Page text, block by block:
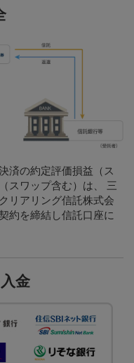
済の約定評価損益（ス
スワップ含む）は、 三
リアリング信託株式会
約を締結し信託口座に
金